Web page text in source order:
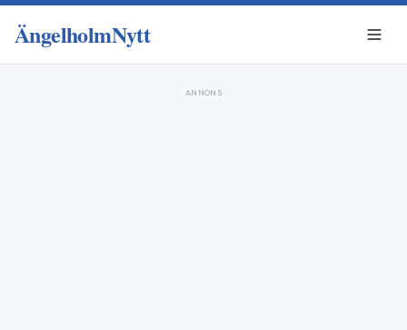
ÄngelholmNytt
ANNONS